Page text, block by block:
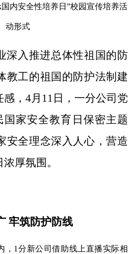
内安全性培养日”校园宣传培养活
动形式
深入推进总体性祖国的防
教工的祖国的防护法制建
，4月11日，一分公司党
国家安全教育日保密主题
安全理念深入人心，营造
厚氛围。
牢筑防护防线
，1分新公司借助线上直播实际相